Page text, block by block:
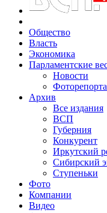
Общество
Власть
Экономика
Парламентские
Новости
Архив
Все издания
ВСП
Губерния
Конкурент
Иркутский
Сибирский
Ступеньки
Фото
Компании
Видео